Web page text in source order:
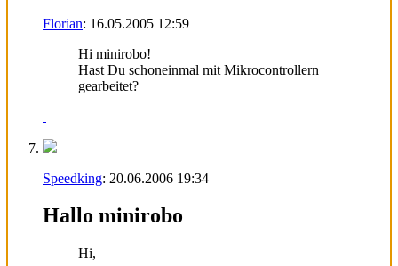
Florian: 16.05.2005 12:59
Hi minirobo!
Hast Du schoneinmal mit Mikrocontrollern
gearbeitet?
Speedking: 20.06.2006 19:34
Hallo minirobo
Hi,